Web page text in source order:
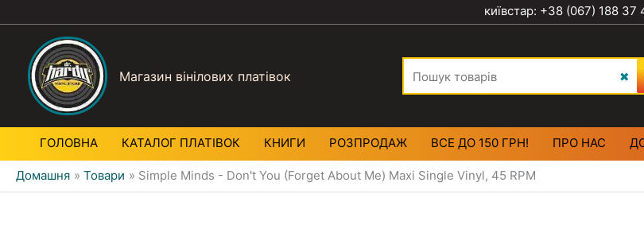
київстар: +38 (067) 188 37
Магазин вінілових платівок
ГОЛОВНА КАТАЛОГ ПЛАТIВОК КНИГИ РОЗПРОДАЖ ВСЕ ДО 150 ГРН! ПРО НАС
Домашня Товари Simple Minds - Don't You (Forget About Me) Maxi Single Vinyl, 45 RPM